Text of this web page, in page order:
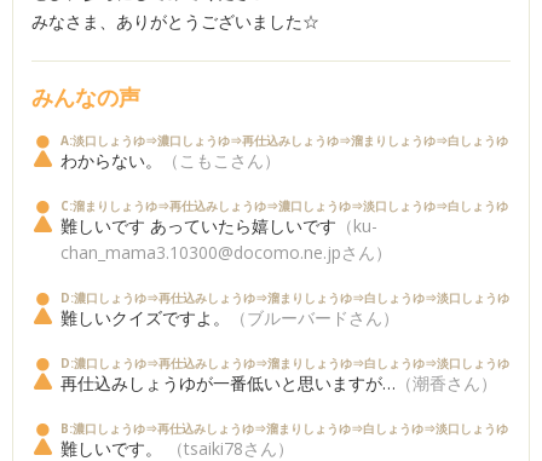
みなさま、ありがとうございました☆
みんなの声
A:淡口しょうゆ⇒濃口しょうゆ⇒再仕込みしょうゆ⇒溜まりしょうゆ⇒白しょうゆ
わからない。 （こもこさん）
C:溜まりしょうゆ⇒再仕込みしょうゆ⇒濃口しょうゆ⇒淡口しょうゆ⇒白しょうゆ
難しいです あっていたら嬉しいです （ku-
chan_mama3.10300@docomo.ne.jpさん）
D:濃口しょうゆ⇒再仕込みしょうゆ⇒溜まりしょうゆ⇒白しょうゆ⇒淡口しょうゆ
難しいクイズですよ。 （ブルーバードさん）
D:濃口しょうゆ⇒再仕込みしょうゆ⇒溜まりしょうゆ⇒白しょうゆ⇒淡口しょうゆ
再仕込みしょうゆが一番低いと思いますが… （潮香さん）
B:濃口しょうゆ⇒再仕込みしょうゆ⇒溜まりしょうゆ⇒白しょうゆ⇒淡口しょうゆ
難しいです。 （tsaiki78さん）